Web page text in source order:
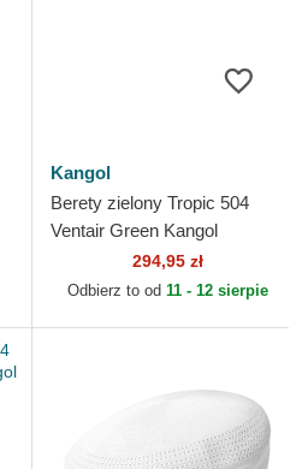
Kangol
Berety zielony Tropic 504
Ventair Green Kangol
294,95 zł
Odbierz to od 11 - 12 sierpie